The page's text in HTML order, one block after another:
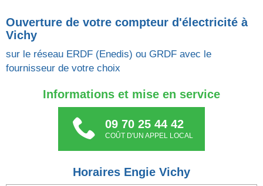
Ouverture de votre compteur d'électricité à
Vichy
sur le réseau ERDF (Enedis) ou GRDF avec le
fournisseur de votre choix
Informations et mise en service
09 70 25 44 42
COÛT D'UN APPEL LOCAL
Horaires Engie Vichy